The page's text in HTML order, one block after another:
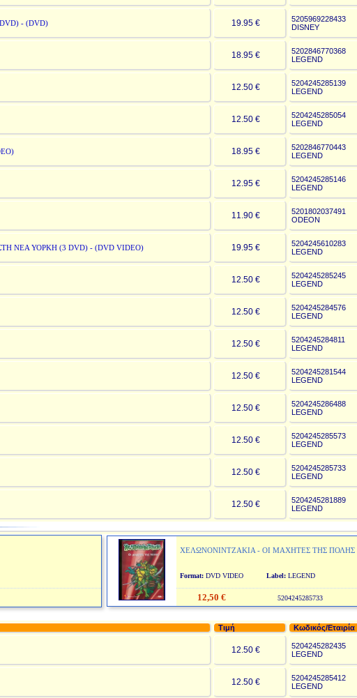
- (DVD) 19.95 €
5205969228433
DISNEY
18.95 €
5202846770368
LEGEND
12.50 €
5204245285139
LEGEND
12.50 €
5204245285054
LEGEND
18.95 €
5202846770443
LEGEND
12.95 €
5204245285146
LEGEND
11.90 €
5201802037491
ODEON
ΝΕΑ ΥΟΡΚΗ (3 DVD) - (DVD VIDEO) 19.95 €
5204245610283
LEGEND
12.50 €
5204245285245
LEGEND
12.50 €
5204245284576
LEGEND
12.50 €
5204245284811
LEGEND
12.50 €
5204245281544
LEGEND
12.50 €
5204245286488
LEGEND
12.50 €
5204245285573
LEGEND
12.50 €
5204245285733
LEGEND
12.50 €
5204245281889
LEGEND
ΧΕΛΩΝΟΝΙΝΤΖΑΚΙΑ - ΟΙ ΜΑΧΗΤΕΣ ΤΗΣ ΠΟΛΗΣ -
Format:DVD VIDEO Label:LEGEND
12,50 € 5204245285733
Τιμή Κωδικός/Εταιρία
12.50 €
5204245282435
LEGEND
12.50 €
5204245285412
LEGEND